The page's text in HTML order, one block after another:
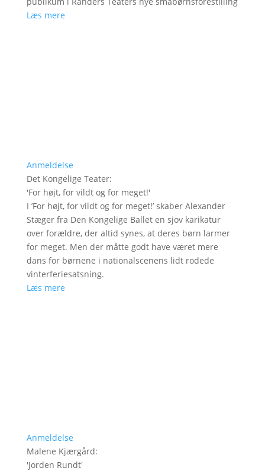
Læs mere
Anmeldelse
Det Kongelige Teater:
'For højt, for vildt og for meget!'
I ’For højt, for vildt og for meget!’ skaber Alexander
Stæger fra Den Kongelige Ballet en sjov karikatur
over forældre, der altid synes, at deres børn larmer
for meget. Men der måtte godt have været mere
dans for børnene i nationalscenens lidt rodede
vinterferiesatsning.
Læs mere
Anmeldelse
Malene Kjærgård:
'Jorden Rundt'